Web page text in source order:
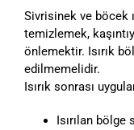
Sivrisinek ve böcek
temizlemek,
önlemektir. Isırık
edilmemelidir.
Isırık sonrası
Isırılan bölge